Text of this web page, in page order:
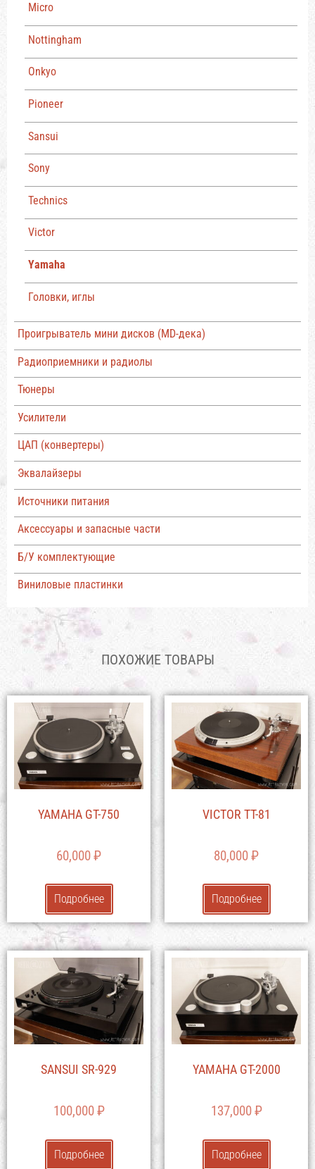
Micro
Nottingham
Onkyo
Pioneer
Sansui
Sony
Technics
Victor
Yamaha
Головки, иглы
Проигрыватель мини дисков (MD-дека)
Радиоприемники и радиолы
Тюнеры
Усилители
ЦАП (конвертеры)
Эквалайзеры
Источники питания
Аксессуары и запасные части
Б/У комплектующие
Виниловые пластинки
ПОХОЖИЕ ТОВАРЫ
YAMAHA GT-750
60,000₽
Подробнее
VICTOR TT-81
80,000₽
Подробнее
SANSUI SR-929
100,000₽
Подробнее
YAMAHA GT-2000
137,000₽
Подробнее